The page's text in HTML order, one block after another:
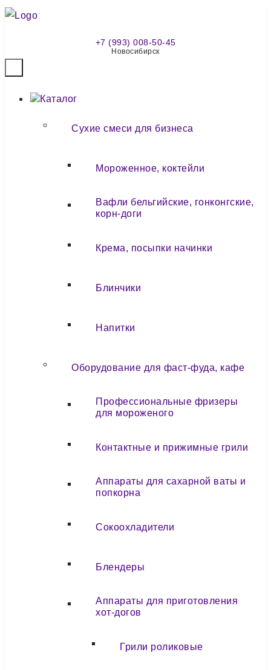
+7 (993) 008-50-45
Новосибирск
Каталог
Сухие смеси для бизнеса
Мороженное, коктейли
Вафли бельгийские, гонконгские,
корн-доги
Крема, посыпки начинки
Блинчики
Напитки
Оборудование для фаст-фуда, кафе
Профессиональные фризеры
для мороженого
Контактные и прижимные грили
Аппараты для сахарной ваты и
попкорна
Сокоохладители
Блендеры
Аппараты для приготовления
хот-догов
Грили роликовые